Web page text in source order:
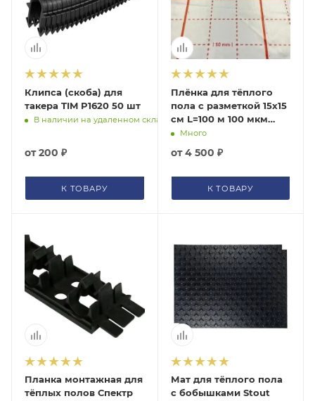
Клипса (скоба) для
такера TIM P1620 50 шт
В наличии на удаленном складе
от200 ₽
К ТОВАРУ
Плёнка для тёплого
пола с разметкой 15х15
см L=100 м 100 мкм
(рулон 90 м2)
Много
от4 500 ₽
К ТОВАРУ
Планка монтажная для
тёплых полов Спектр
Мат для тёплого пола
с бобышками Stout